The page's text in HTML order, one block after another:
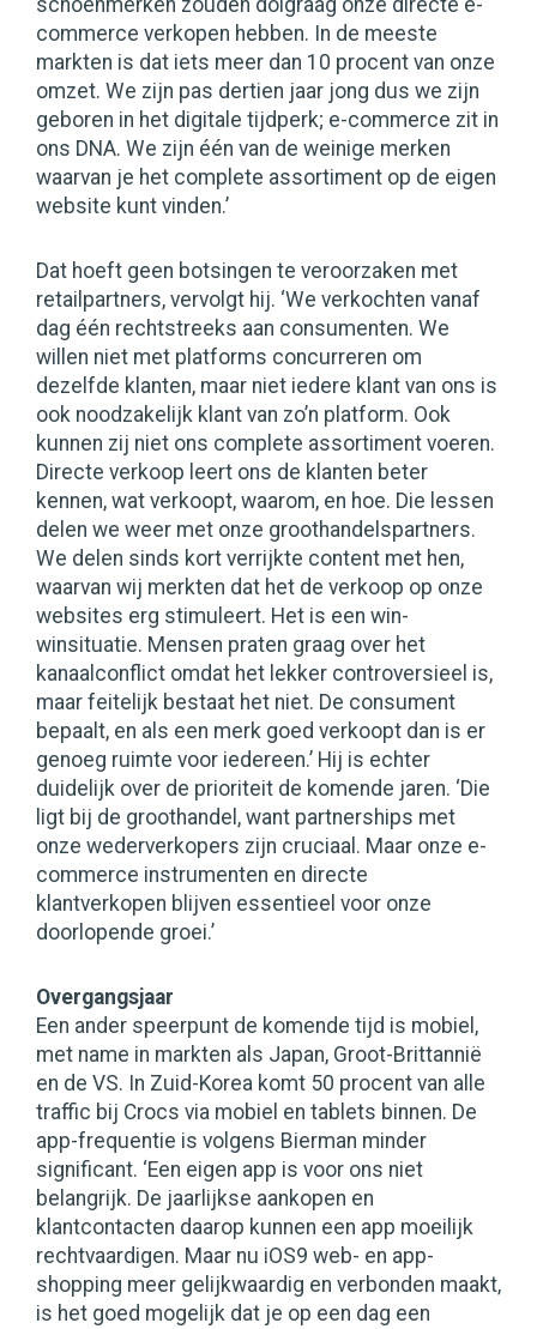
schoenmerken zouden dolgraag onze directe e-
commerce verkopen hebben. In de meeste
markten is dat iets meer dan 10 procent van onze
omzet. We zijn pas dertien jaar jong dus we zijn
geboren in het digitale tijdperk; e-commerce zit in
ons DNA. We zijn één van de weinige merken
waarvan je het complete assortiment op de eigen
website kunt vinden.’
Dat hoeft geen botsingen te veroorzaken met
retailpartners, vervolgt hij. ‘We verkochten vanaf
dag één rechtstreeks aan consumenten. We
willen niet met platforms concurreren om
dezelfde klanten, maar niet iedere klant van ons is
ook noodzakelijk klant van zo’n platform. Ook
kunnen zij niet ons complete assortiment voeren.
Directe verkoop leert ons de klanten beter
kennen, wat verkoopt, waarom, en hoe. Die lessen
delen we weer met onze groothandelspartners.
We delen sinds kort verrijkte content met hen,
waarvan wij merkten dat het de verkoop op onze
websites erg stimuleert. Het is een win-
winsituatie. Mensen praten graag over het
kanaalconflict omdat het lekker controversieel is,
maar feitelijk bestaat het niet. De consument
bepaalt, en als een merk goed verkoopt dan is er
genoeg ruimte voor iedereen.’ Hij is echter
duidelijk over de prioriteit de komende jaren. ‘Die
ligt bij de groothandel, want partnerships met
onze wederverkopers zijn cruciaal. Maar onze e-
commerce instrumenten en directe
klantverkopen blijven essentieel voor onze
doorlopende groei.’
Overgangsjaar
Een ander speerpunt de komende tijd is mobiel,
met name in markten als Japan, Groot-Brittannië
en de VS. In Zuid-Korea komt 50 procent van alle
traffic bij Crocs via mobiel en tablets binnen. De
app-frequentie is volgens Bierman minder
significant. ‘Een eigen app is voor ons niet
belangrijk. De jaarlijkse aankopen en
klantcontacten daarop kunnen een app moeilijk
rechtvaardigen. Maar nu iOS9 web- en app-
shopping meer gelijkwaardig en verbonden maakt,
is het goed mogelijk dat je op een dag een